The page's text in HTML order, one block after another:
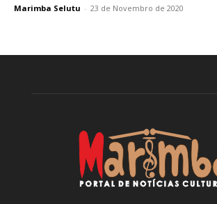
Marimba Selutu - 23 de Novembro de 2020